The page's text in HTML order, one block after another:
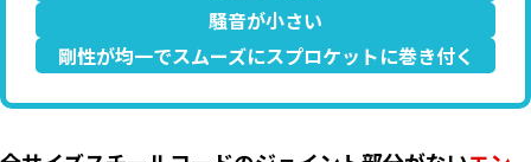
騒音が小さい
剛性が均一でスムーズにスプロケットに巻き付く